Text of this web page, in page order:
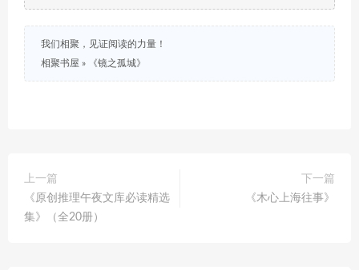
我们相聚，见证阅读的力量！
相聚书屋 » 《镜之孤城》
上一篇
《原创推理午夜文库必读精选
集》（全20册）
下一篇
《木心上海往事》